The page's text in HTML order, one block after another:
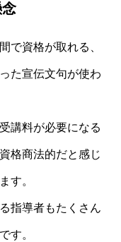
で資格が取れる、
た宣伝文句が使わ
講料が必要になる
格商法的だと感じ
す。
指導者もたくさん
す。